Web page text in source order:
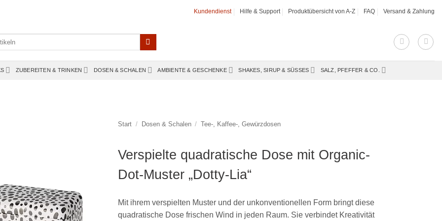
Kundendienst Hilfe & Support Produktübersicht von A-Z FAQ Versand & Zahlung
ZUBEREITEN & TRINKEN DOSEN & SCHALEN AMBIENTE & GESCHENKE SHAKES, SIRUP & SÜSSES SALZ, PFEFFER & CO.
Start / Dosen & Schalen / Tee-, Kaffee-, Gewürzdosen
Verspielte quadratische Dose mit Organic-
Dot-Muster „Dotty-Lia“
Mit ihrem verspielten Muster und der unkonventionellen Form bringt diese
quadratische Dose frischen Wind in jeden Raum. Sie verbindet Kreativität